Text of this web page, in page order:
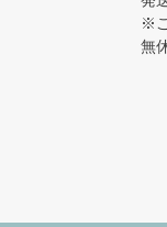
※
無